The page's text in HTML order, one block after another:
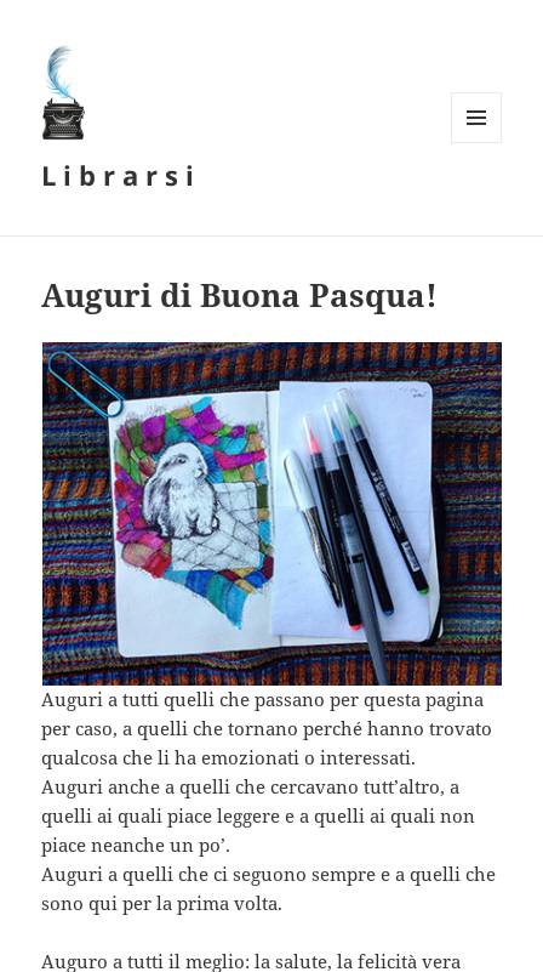
L i b r a r s i
Auguri di Buona Pasqua!
Auguri a tutti quelli che passano per questa pagina
per caso, a quelli che tornano perché hanno trovato
qualcosa che li ha emozionati o interessati.
Auguri anche a quelli che cercavano tutt’altro, a
quelli ai quali piace leggere e a quelli ai quali non
piace neanche un po’.
Auguri a quelli che ci seguono sempre e a quelli che
sono qui per la prima volta.
Auguro a tutti il meglio: la salute, la felicità vera